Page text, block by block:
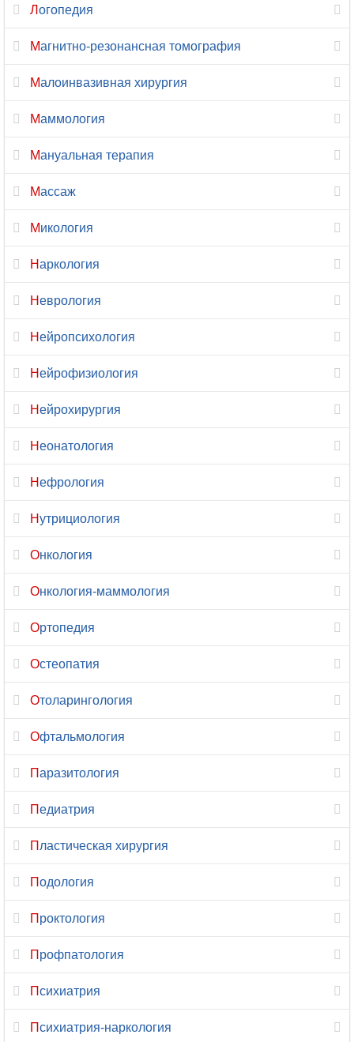
Ортопедия
Остеопатия
Отоларингология
Офтальмология
Паразитология
Педиатрия
Пластическая
наркология
Психология
Психотерапия
Пульмонология
Радиология
Реабилитация
Реаниматология
Ревматология
Рентгенология
Репродуктология
Рефлексотерапия
Сексология
Скорая
помощь
Сомнология
Спортивная
Логопедия
Магнитно-резонансная томография
Малоинвазивная хирургия
Маммология
Мануальная терапия
Массаж
Микология
Наркология
Неврология
Нейропсихология
Нейрофизиология
Нейрохирургия
Неонатология
Нефрология
Нутрициология
Онкология
Онкология-маммология
Ортопедия
Остеопатия
Отоларингология
Офтальмология
Паразитология
Педиатрия
Пластическая хирургия
Подология
Проктология
Профпатология
Психиатрия
Психиатрия-наркология